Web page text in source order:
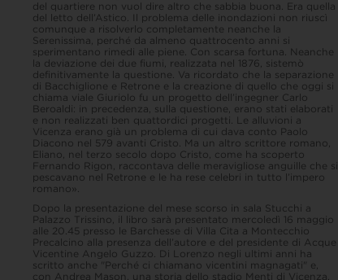
del quartiere non vuol dire altro che sabbia buona. Era quella
del letto dell’Astico. Il problema delle inondazioni non riuscì
comunque a risolverlo completamente neanche la
Serenissima, perché da almeno quattrocento anni si
sperimentano rimedi alle piene. Con scarsa fortuna. Neanche
la deviazione dei due fiumi, realizzata nel 1876, sistemò
definitivamente la questione. Va ricordato che la separazione
di Bacchiglione e Retrone e la creazione di quello che oggi si
chiama viale Giuriolo fu un progetto dell’ingegner Carlo
Beroaldi: in precedenza, sulla questione, erano stati elaborati
e non realizzati ben quattordici progetti. Le alluvioni a
Vicenza erano già un problema di cui dava conto Paolo
Diacono nel 579 avanti Cristo. Ma un altro scrittore romano,
Eliano, nel terzo secolo dopo Cristo, come ha scoperto
Fernando Rigon, raccontava delle meravigliose anguille che si
pescavano nel Retrone e le ha rese celebri in tutto l’impero
romano».
Dopo la presentazione del mese scorso in sala Stucchi a
Palazzo Trissino, il libro sarà presentato mercoledì 16 maggio
alle 20.45 presso le Barchesse di Villa Cita a Montecchio
Precalcino alla presenza dell’autore e del presidente di Acque
Vicentine Angelo Guzzo. Di Lorenzo negli ultimi anni ha
scritto anche "Perché ci chiamano vicentini magnagati" e,
con Andrea Mason, una storia dello stadio Menti di Vicenza.